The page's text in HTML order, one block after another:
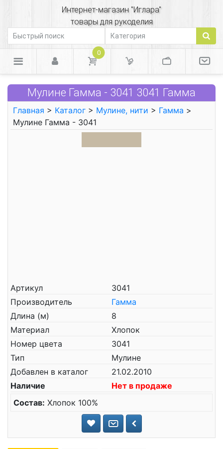
Интернет-магазин "Иглара"
товары для рукоделия
0
Мулине Гамма - 3041 3041 Гамма
Главная > Каталог > Мулине, нити > Гамма >
Мулине Гамма - 3041
Артикул
3041
Производитель
Гамма
Длина (м)
8
Материал
Хлопок
Номер цвета
3041
Тип
Мулине
Добавлен в каталог
21.02.2010
Наличие
Нет в продаже
Состав: Хлопок 100%